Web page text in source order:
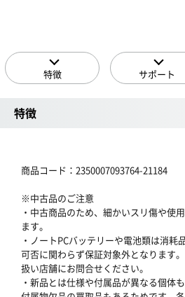
特徴 サポート
特徴
商品コード：2350007093764-21184
※中古品のご注意
・中古商品のため、細かいスリ傷や使
ます。
・ノートPCバッテリーや電池類は消耗
可否に関わらず保証対象外となります
扱い店舗にお問合せください。
・新品とは仕様や付属品が異なる個体